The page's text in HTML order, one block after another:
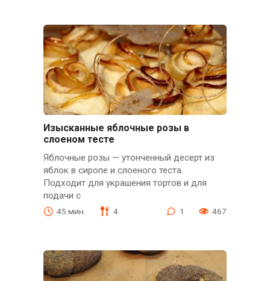
Изысканные яблочные розы в
слоеном тесте
Яблочные розы — утонченный десерт из
яблок в сиропе и слоеного теста.
Подходит для украшения тортов и для
подачи с
45 мин. 4 1 467